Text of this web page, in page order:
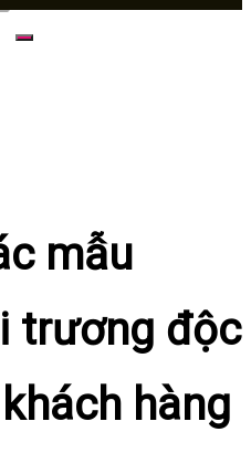
mẫu
trương độc
hàng